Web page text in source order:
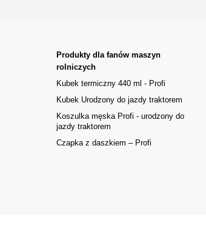
Produkty dla fanów maszyn
rolniczych
Kubek termiczny 440 ml - Profi
Kubek Urodzony do jazdy traktorem
Koszulka męska Profi - urodzony do
jazdy traktorem
Czapka z daszkiem – Profi